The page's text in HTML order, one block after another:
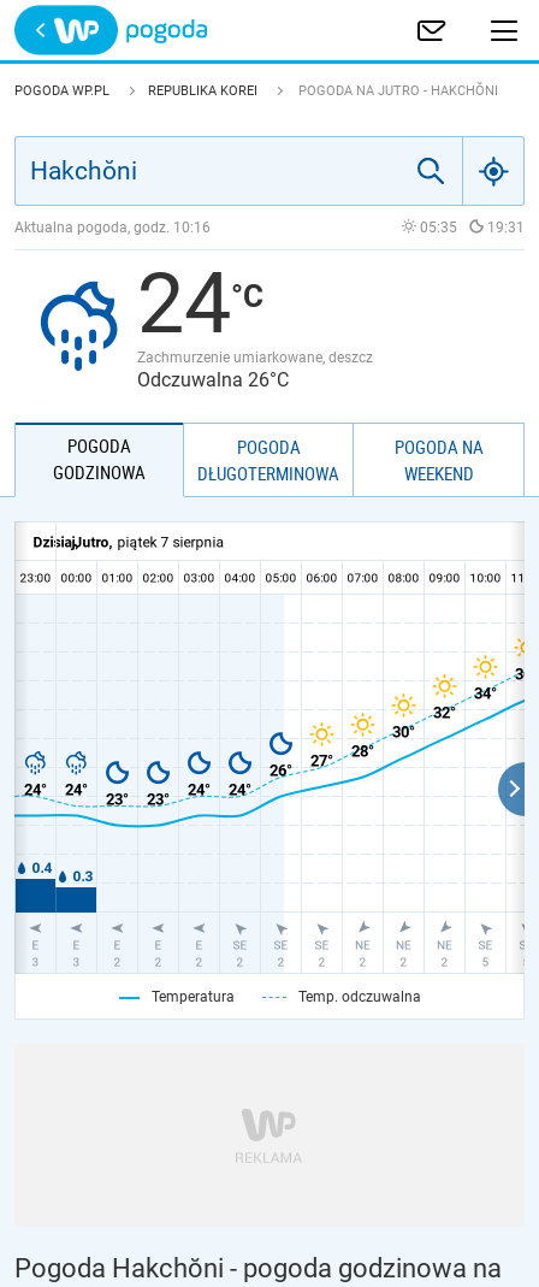
Trwa ładowanie
POLSKA
JAKOŚĆ POWIETRZA
POGODA WP.PL REPUBLIKA KOREI POGODA NA JUTRO - HAKCHŎNI
Aktualna pogoda, godz. 10:16 05:35 19:31
24
Zachmurzenie umiarkowane, deszcz
Odczuwalna 26°C
POGODA
GODZINOWA
POGODA
DŁUGOTERMINOWA
POGODA NA
WEEKEND
Temperatura Temp. odczuwalna
Pogoda Hakchŏni - pogoda godzinowa na